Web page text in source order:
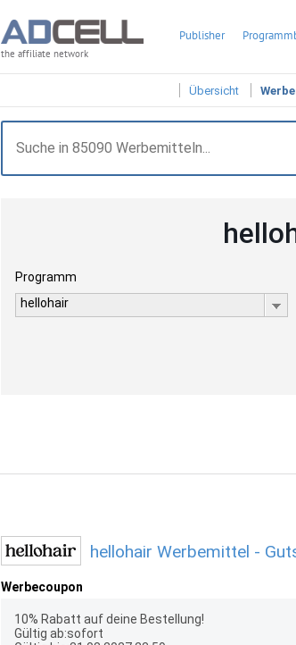
the affiliate network
Publisher
Übersicht
Programm
hellohair
hellohair Werbemittel -
Werbecoupon
10% Rabatt auf deine Bestellung!
Gültig ab:sofort